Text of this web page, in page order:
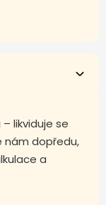
likviduje se
nám dopředu,
a